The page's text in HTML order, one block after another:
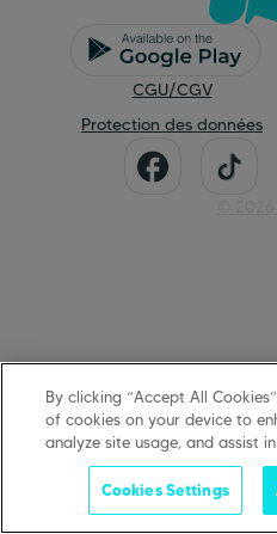
CGU/CGV
Protection des données
By clicking “Accept All
of cookies on your device to
analyze site usage, and assist
Cookies Settings